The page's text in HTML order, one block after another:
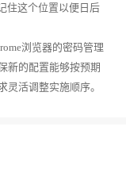
住这个位置以便日后
浏览器的密码管理
新的配置能够按预期
灵活调整实施顺序。